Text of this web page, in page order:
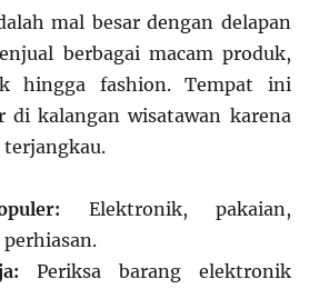
mal besar dengan delapan
berbagai macam produk,
hingga fashion. Tempat ini
di kalangan wisatawan karena
terjangkau.
Elektronik, pakaian,
Periksa barang elektronik